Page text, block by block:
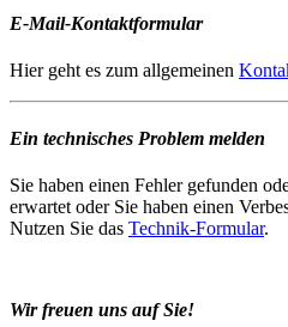
E-Mail-Kontaktformular
Hier geht es zum allgemeinen
Ein technisches Problem melden
Sie haben einen Fehler gefunden
erwartet oder Sie haben einen
Nutzen Sie das Technik-Formular.
Wir freuen uns auf Sie!